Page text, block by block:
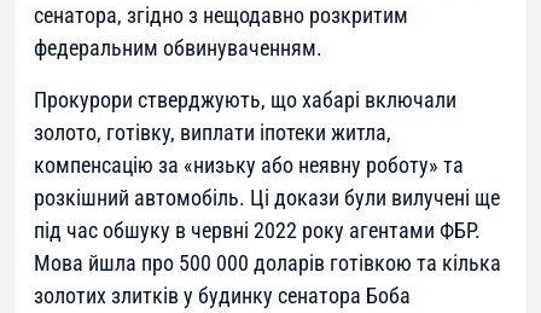
сенатора, згідно з нещодавно розкритим
федеральним обвинуваченням.
Прокурори стверджують, що хабарі включали
золото, готівку, виплати іпотеки житла,
компенсацію за «низьку або неявну роботу» та
розкішний автомобіль. Ці докази були вилучені ще
під час обшуку в червні 2022 року агентами ФБР.
Мова йшла про 500 000 доларів готівкою та кілька
золотих злитків у будинку сенатора Боба